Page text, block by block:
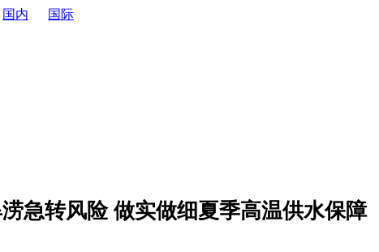
国内 国际
急转风险 做实做细夏季高温供水保障